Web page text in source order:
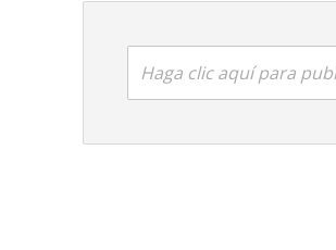
Haga clic aquí para